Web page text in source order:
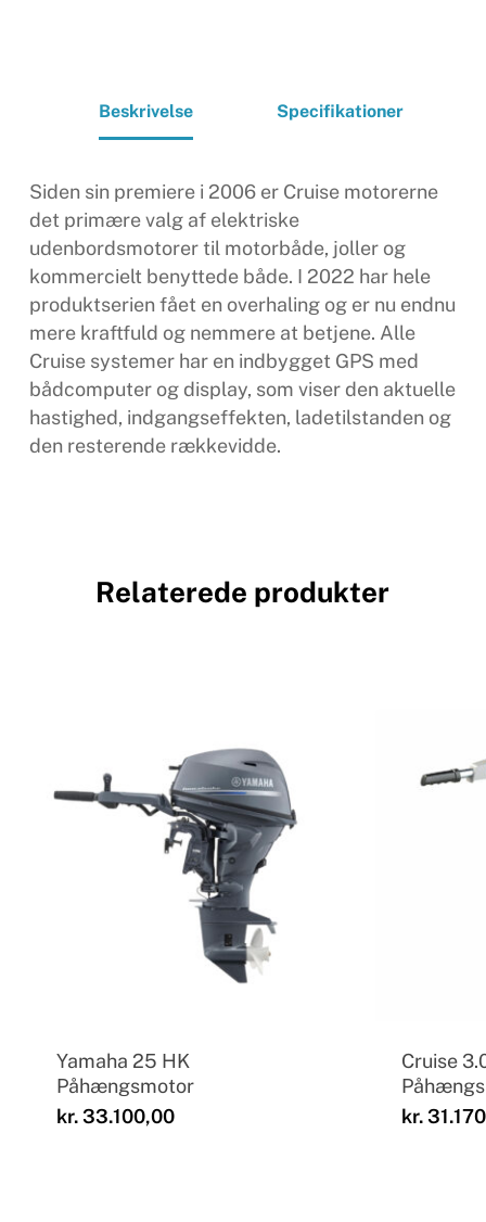
Beskrivelse Specifikationer
Siden sin premiere i 2006 er Cruise motorerne
det primære valg af elektriske
udenbordsmotorer til motorbåde, joller og
kommercielt benyttede både. I 2022 har hele
produktserien fået en overhaling og er nu endnu
mere kraftfuld og nemmere at betjene. Alle
Cruise systemer har en indbygget GPS med
bådcomputer og display, som viser den aktuelle
hastighed, indgangseffekten, ladetilstanden og
den resterende rækkevidde.
Relaterede produkter
Yamaha 25 HK
Påhængsmotor
kr.33.100,00
Cruise
kr.